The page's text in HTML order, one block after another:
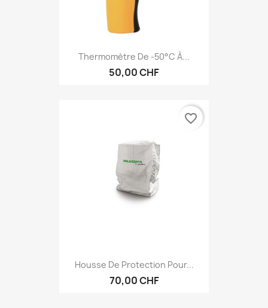
Thermomètre De -50°c À...
50,00 CHF
Housse De Protection Pour...
70,00 CHF
favorite_border